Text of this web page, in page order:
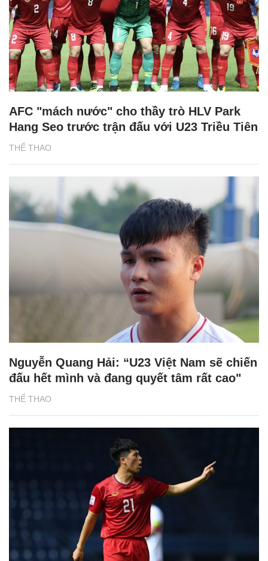
THỂ THAO
AFC "mách nước" cho thầy trò HLV Park
Hang Seo trước trận đấu với U23 Triều Tiên
THỂ THAO
Nguyễn Quang Hải: “U23 Việt Nam sẽ chiến
đấu hết mình và đang quyết tâm rất cao"